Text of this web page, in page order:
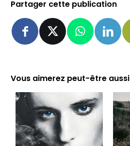
Partager cette publication
Vous aimerez peut-être aussi